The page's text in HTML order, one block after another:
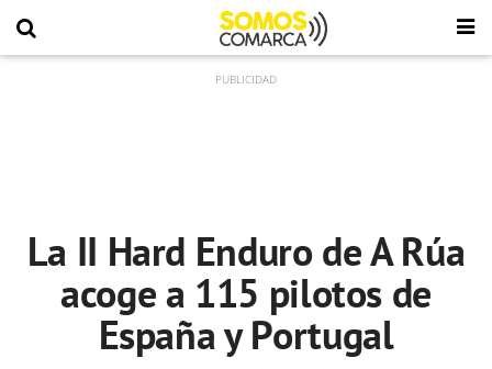
La II Hard Enduro de A Rúa
acoge a 115 pilotos de
España y Portugal